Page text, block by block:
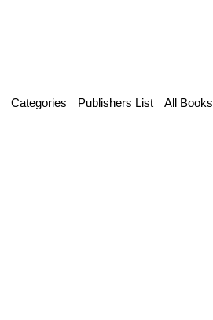
Categories Publishers List All Books